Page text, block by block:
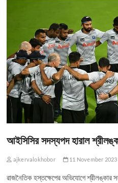
আইসিসির সদস্যপদ হারাল
ajkervalokhobor 11 November 2023
রাজনৈতিক হস্তক্ষেপের অভিযোগে